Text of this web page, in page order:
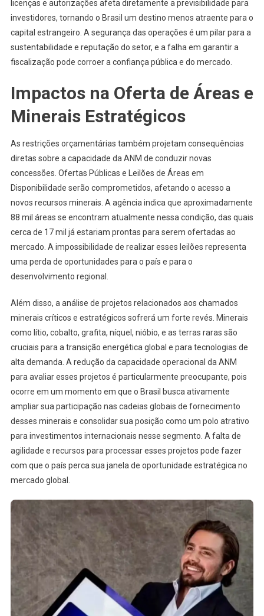
licenças e autorizações afeta diretamente a previsibilidade para
investidores, tornando o Brasil um destino menos atraente para o
capital estrangeiro. A segurança das operações é um pilar para a
sustentabilidade e reputação do setor, e a falha em garantir a
fiscalização pode corroer a confiança pública e do mercado.
Impactos na Oferta de Áreas e
Minerais Estratégicos
As restrições orçamentárias também projetam consequências
diretas sobre a capacidade da ANM de conduzir novas
concessões. Ofertas Públicas e Leilões de Áreas em
Disponibilidade serão comprometidos, afetando o acesso a
novos recursos minerais. A agência indica que aproximadamente
88 mil áreas se encontram atualmente nessa condição, das quais
cerca de 17 mil já estariam prontas para serem ofertadas ao
mercado. A impossibilidade de realizar esses leilões representa
uma perda de oportunidades para o país e para o
desenvolvimento regional.
Além disso, a análise de projetos relacionados aos chamados
minerais críticos e estratégicos sofrerá um forte revés. Minerais
como lítio, cobalto, grafita, níquel, nióbio, e as terras raras são
cruciais para a transição energética global e para tecnologias de
alta demanda. A redução da capacidade operacional da ANM
para avaliar esses projetos é particularmente preocupante, pois
ocorre em um momento em que o Brasil busca ativamente
ampliar sua participação nas cadeias globais de fornecimento
desses minerais e consolidar sua posição como um polo atrativo
para investimentos internacionais nesse segmento. A falta de
agilidade e recursos para processar esses projetos pode fazer
com que o país perca sua janela de oportunidade estratégica no
mercado global.